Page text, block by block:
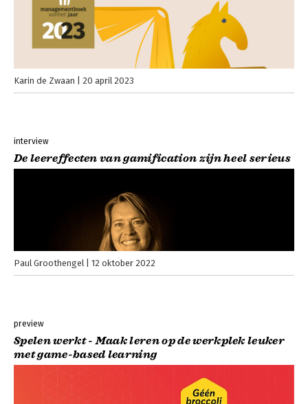
Karin de Zwaan 20 april 2023
interview
De leereffecten van gamification zijn heel serieus
Paul Groothengel 12 oktober 2022
preview
Spelen werkt - Maak leren op de werkplek leuker
met game-based learning